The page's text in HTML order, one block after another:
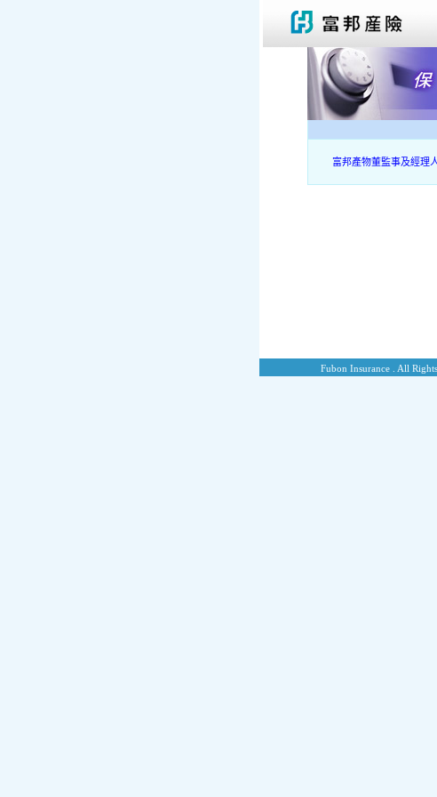
富邦產物董監事及經理
Fubon Insurance . All Rights